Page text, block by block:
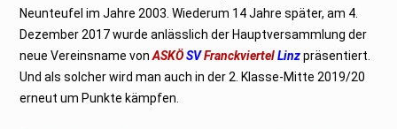
Neunteufel im Jahre 2003. Wiederum 14 Jahre später, am 4.
Dezember 2017 wurde anlässlich der Hauptversammlung der
neue Vereinsname vonASKÖSVFranckviertelLinzpräsentiert.
Und als solcher wird man auch in der 2. Klasse-Mitte 2019/20
erneut um Punkte kämpfen.